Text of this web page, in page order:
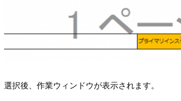
選択後、作業ウィンドウが表示されます。